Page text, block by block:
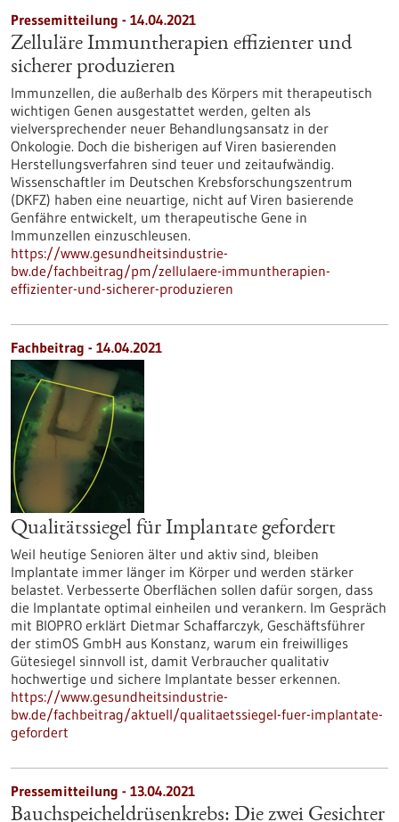
Pressemitteilung - 14.04.2021
Zelluläre Immuntherapien effizienter und
sicherer produzieren
Immunzellen, die außerhalb des Körpers mit therapeutisch
wichtigen Genen ausgestattet werden, gelten als
vielversprechender neuer Behandlungsansatz in der
Onkologie. Doch die bisherigen auf Viren basierenden
Herstellungsverfahren sind teuer und zeitaufwändig.
Wissenschaftler im Deutschen Krebsforschungszentrum
(DKFZ) haben eine neuartige, nicht auf Viren basierende
Genfähre entwickelt, um therapeutische Gene in
Immunzellen einzuschleusen.
https://www.gesundheitsindustrie-
bw.de/fachbeitrag/pm/zellulaere-immuntherapien-
effizienter-und-sicherer-produzieren
Fachbeitrag - 14.04.2021
Qualitätssiegel für Implantate gefordert
Weil heutige Senioren älter und aktiv sind, bleiben
Implantate immer länger im Körper und werden stärker
belastet. Verbesserte Oberflächen sollen dafür sorgen, dass
die Implantate optimal einheilen und verankern. Im Gespräch
mit BIOPRO erklärt Dietmar Schaffarczyk, Geschäftsführer
der stimOS GmbH aus Konstanz, warum ein freiwilliges
Gütesiegel sinnvoll ist, damit Verbraucher qualitativ
hochwertige und sichere Implantate besser erkennen.
https://www.gesundheitsindustrie-
bw.de/fachbeitrag/aktuell/qualitaetssiegel-fuer-implantate-
gefordert
Pressemitteilung - 13.04.2021
Bauchspeicheldrüsenkrebs: Die zwei Gesichter